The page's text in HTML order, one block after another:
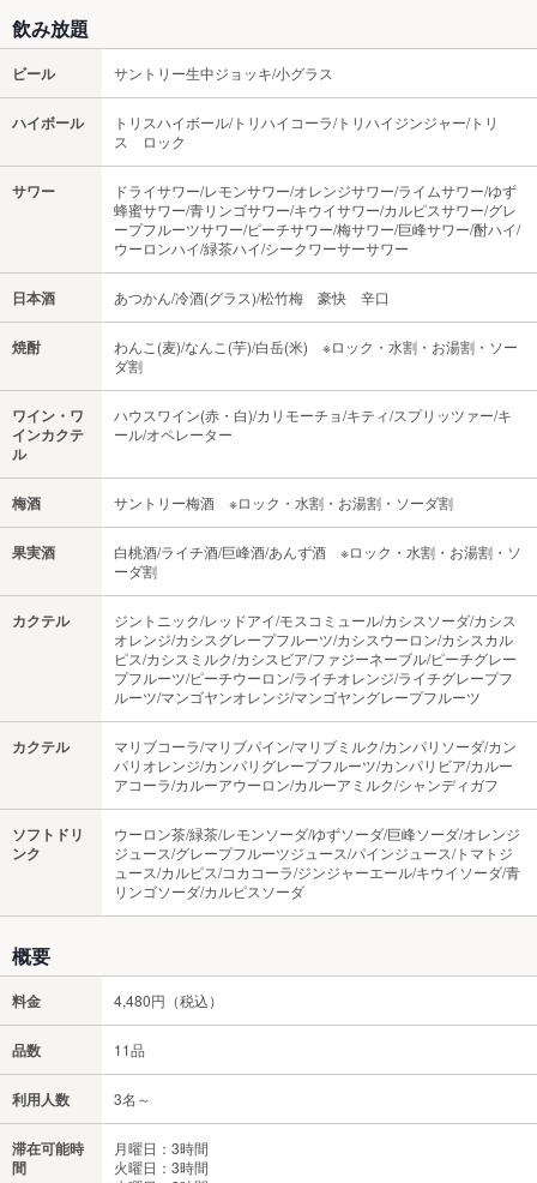
飲み放題
ビール サントリー生中ジョッキ/小グラス
ハイボール
トリスハイボール/トリハイコーラ/トリハイジンジャー/トリ
ス ロック
サワー
ドライサワー/レモンサワー/オレンジサワー/ライムサワー/ゆず
蜂蜜サワー/青リンゴサワー/キウイサワー/カルピスサワー/グレ
ープフルーツサワー/ピーチサワー/梅サワー/巨峰サワー/酎ハイ/
ウーロンハイ/緑茶ハイ/シークワーサーサワー
日本酒 あつかん/冷酒(グラス)/松竹梅 豪快 辛口
焼酎
わんこ(麦)/なんこ(芋)/白岳(米) ※ロック・水割・お湯割・ソー
ダ割
ワイン・ワ
インカクテ
ル
ハウスワイン(赤・白)/カリモーチョ/キティ/スプリッツァー/キ
ール/オペレーター
梅酒 サントリー梅酒 ※ロック・水割・お湯割・ソーダ割
果実酒
白桃酒/ライチ酒/巨峰酒/あんず酒 ※ロック・水割・お湯割・ソ
ーダ割
カクテル
ジントニック/レッドアイ/モスコミュール/カシスソーダ/カシス
オレンジ/カシスグレープフルーツ/カシスウーロン/カシスカル
ピス/カシスミルク/カシスビア/ファジーネーブル/ピーチグレー
プフルーツ/ピーチウーロン/ライチオレンジ/ライチグレープフ
ルーツ/マンゴヤンオレンジ/マンゴヤングレープフルーツ
カクテル
マリブコーラ/マリブパイン/マリブミルク/カンパリソーダ/カン
パリオレンジ/カンパリグレープフルーツ/カンパリビア/カルー
アコーラ/カルーアウーロン/カルーアミルク/シャンディガフ
ソフトドリ
ンク
ウーロン茶/緑茶/レモンソーダ/ゆずソーダ/巨峰ソーダ/オレンジ
ジュース/グレープフルーツジュース/パインジュース/トマトジ
ュース/カルピス/コカコーラ/ジンジャーエール/キウイソーダ/青
リンゴソーダ/カルピスソーダ
概要
料金 4,480円（税込）
品数 11品
利用人数 3名～
滞在可能時
間
月曜日：3時間
火曜日：3時間